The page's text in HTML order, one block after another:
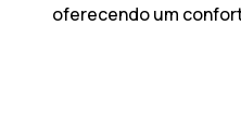
oferecendo um